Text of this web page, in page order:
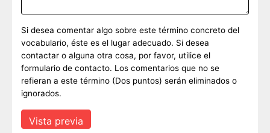
Si desea comentar algo sobre este término concreto del
vocabulario, éste es el lugar adecuado. Si desea
contactar o alguna otra cosa, por favor, utilice el
formulario de contacto. Los comentarios que no se
refieran a este término (Dos puntos) serán eliminados o
ignorados.